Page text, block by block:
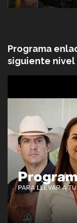
Programa
siguiente nivel